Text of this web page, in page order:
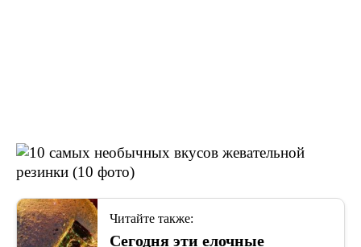
Читайте также:
Сегодня эти елочные